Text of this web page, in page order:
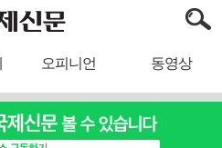
오피니언 동영상